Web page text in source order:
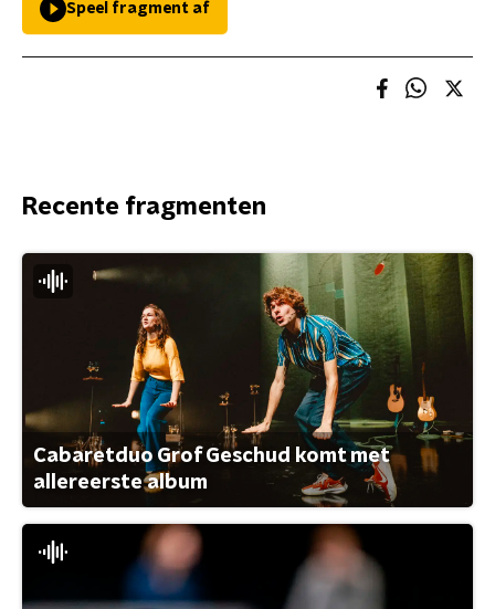
Speel fragment af
Recente fragmenten
Cabaretduo Grof Geschud komt met
allereerste album